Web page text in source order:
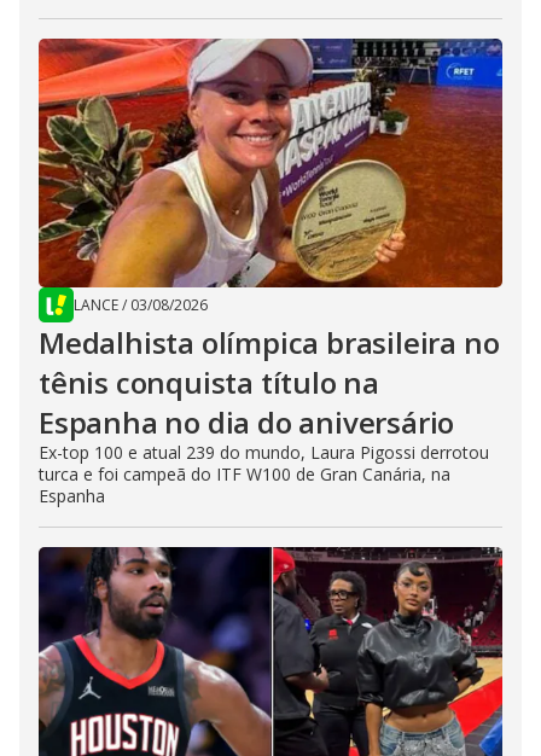
LANCE/ 03/08/2026
Medalhista olímpica brasileira no
tênis conquista título na
Espanha no dia do aniversário
Ex-top 100 e atual 239 do mundo, Laura Pigossi derrotou
turca e foi campeã do ITF W100 de Gran Canária, na
Espanha